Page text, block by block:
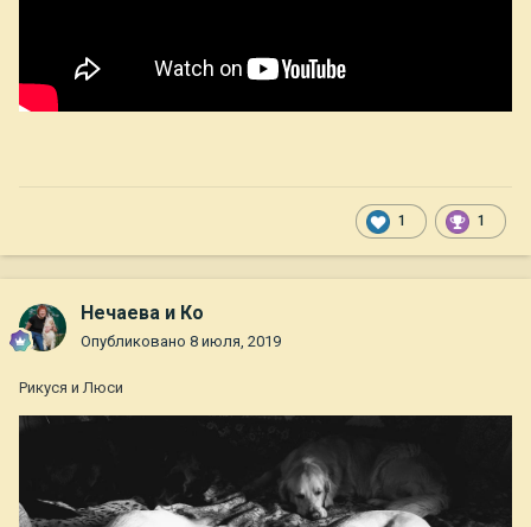
1 1
Нечаева и Ко
Опубликовано 8 июля, 2019
Рикуся и Люси